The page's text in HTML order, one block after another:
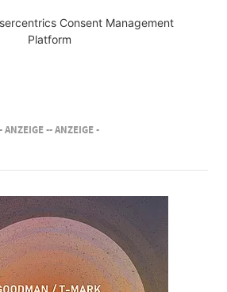
Consent Management
Platform
- ANZEIGE -- ANZEIGE -